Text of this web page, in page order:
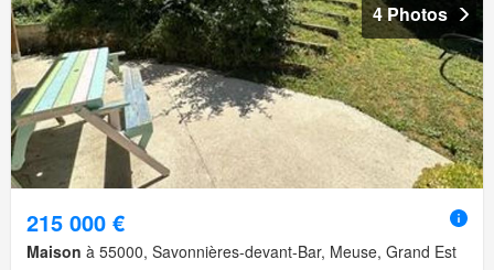
4 Photos
215 000 €
Maison à 55000, Savonnières-devant-Bar, Meuse, Grand Est